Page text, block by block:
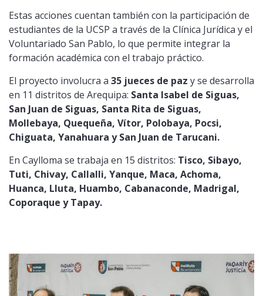
Estas acciones cuentan también con la participación de
estudiantes de la UCSP a través de la Clínica Jurídica y el
Voluntariado San Pablo, lo que permite integrar la
formación académica con el trabajo práctico.
El proyecto involucra a 35 jueces de paz y se desarrolla
en 11 distritos de Arequipa: Santa Isabel de Siguas,
San Juan de Siguas, Santa Rita de Siguas,
Mollebaya, Quequeña, Vítor, Polobaya, Pocsi,
Chiguata, Yanahuara y San Juan de Tarucani.
En Caylloma se trabaja en 15 distritos: Tisco, Sibayo,
Tuti, Chivay, Callalli, Yanque, Maca, Achoma,
Huanca, Lluta, Huambo, Cabanaconde, Madrigal,
Coporaque y Tapay.